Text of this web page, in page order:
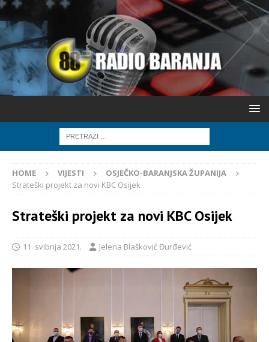
HOME VIJESTI
OSJEČKO-BARANJSKA ŽUPANIJA
Strateški projekt za novi KBC Osijek
Strateški projekt za novi KBC Osijek
11. svibnja 2021. Jelena Blašković Đurđević